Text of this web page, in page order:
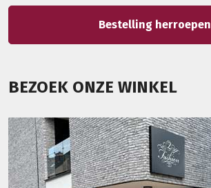
Bestelling herroepen
BEZOEK ONZE WINKEL